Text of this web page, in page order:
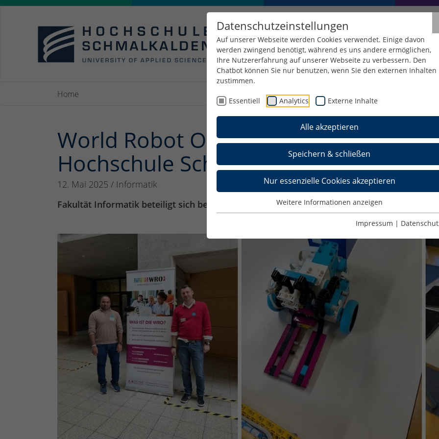
Datenschutzeinstellungen
Auf unserer Webseite werden Cookies verwendet. Einige davon
werden zwingend benötigt, während es uns andere ermöglichen,
Ihre Nutzererfahrung auf unserer Webseite zu verbessern. Den
Chatbot können Sie nur benutzen, wenn Sie den externen Inhalten
zustimmen.
Essentiell Analytics Externe Inhalte
Alle akzeptieren
Speichern & schließen
Nur essenzielle Cookies akzeptieren
Weitere Informationen anzeigen
Impressum |
Home
World Robot Olympiad –
Hochschule Schmalkalden - Fakultät
12. Mai 2025 / Informatik
Fakultät Informatik beteiligt sich beim Regionalwettbewerb der World Robot Olympiad